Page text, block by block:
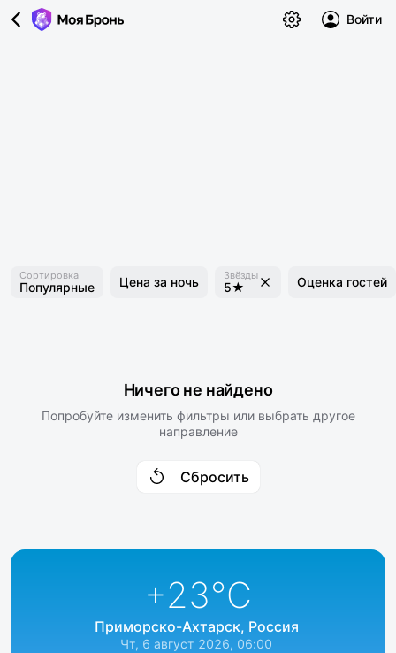
Войти
Сортировка
Популярные Цена за ночь Звёзды
5★ Оценка гостей
Ничего не найдено
Попробуйте изменить фильтры или выбрать другое
направление
Сбросить
+23°C
Приморско-Ахтарск, Россия
Чт, 6 август 2026, 06:00